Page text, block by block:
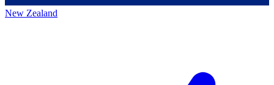
New Zealand